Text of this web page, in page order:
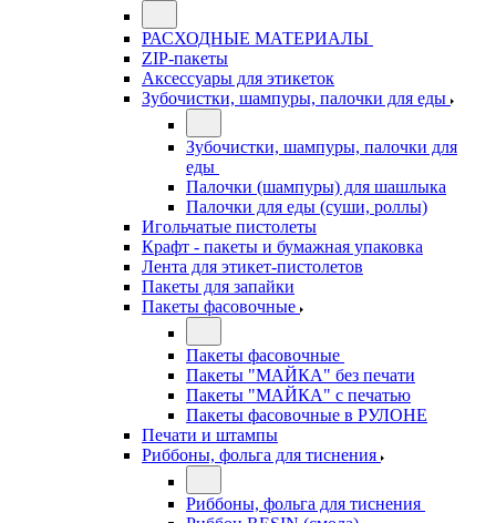
РАСХОДНЫЕ МАТЕРИАЛЫ
ZIP-пакеты
Аксессуары для этикеток
Зубочистки, шампуры, палочки для еды
Зубочистки, шампуры, палочки для
еды
Палочки (шампуры) для шашлыка
Палочки для еды (суши, роллы)
Игольчатые пистолеты
Крафт - пакеты и бумажная упаковка
Лента для этикет-пистолетов
Пакеты для запайки
Пакеты фасовочные
Пакеты фасовочные
Пакеты "МАЙКА" без печати
Пакеты "МАЙКА" с печатью
Пакеты фасовочные в РУЛОНЕ
Печати и штампы
Риббоны, фольга для тиснения
Риббоны, фольга для тиснения